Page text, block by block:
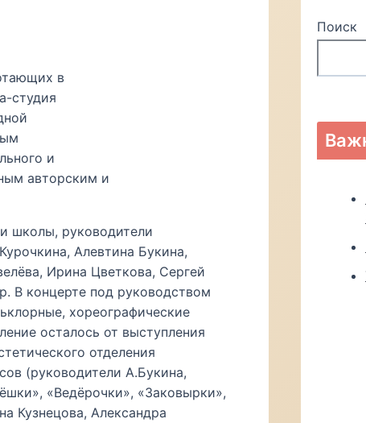
в
студия
и
авторским и
школы, руководители
Алевтина Букина,
Ирина Цветкова, Сергей
В концерте под руководством
хореографические
осталось от выступления
отделения
(руководители А.Букина,
«Ведёрочки», «Заковырки»,
Кузнецова, Александра
Поиск